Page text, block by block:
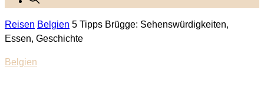
Reisen Belgien 5 Tipps Brügge: Sehenswürdigkeiten,
Essen, Geschichte
Belgien